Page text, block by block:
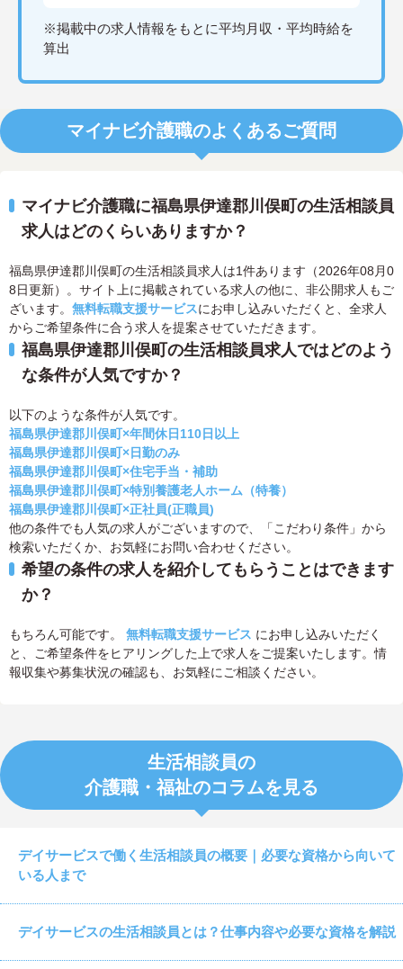
※掲載中の求人情報をもとに平均月収・平均時給を
算出
マイナビ介護職のよくあるご質問
マイナビ介護職に福島県伊達郡川俣町の生活相談員
求人はどのくらいありますか？
福島県伊達郡川俣町の生活相談員求人は1件あります（2026年08月0
8日更新）。サイト上に掲載されている求人の他に、非公開求人もご
ざいます。 無料転職支援サービスにお申し込みいただくと、全求人
からご希望条件に合う求人を提案させていただきます。
福島県伊達郡川俣町の生活相談員求人ではどのよう
な条件が人気ですか？
以下のような条件が人気です。
福島県伊達郡川俣町×年間休日110日以上
福島県伊達郡川俣町×日勤のみ
福島県伊達郡川俣町×住宅手当・補助
福島県伊達郡川俣町×特別養護老人ホーム（特養）
福島県伊達郡川俣町×正社員(正職員)
他の条件でも人気の求人がございますので、「こだわり条件」から
検索いただくか、お気軽にお問い合わせください。
希望の条件の求人を紹介してもらうことはできます
か？
もちろん可能です。 無料転職支援サービス にお申し込みいただく
と、ご希望条件をヒアリングした上で求人をご提案いたします。情
報収集や募集状況の確認も、お気軽にご相談ください。
生活相談員の
介護職・福祉のコラムを見る
デイサービスで働く生活相談員の概要｜必要な資格から向いて
いる人まで
デイサービスの生活相談員とは？仕事内容や必要な資格を解説